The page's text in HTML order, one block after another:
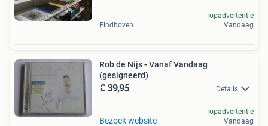
Eindhoven
Topadvertentie
Vandaag
Rob de Nijs - Vanaf Vandaag
(gesigneerd)
€ 39,95 Details
Bezoek website
Topadvertentie
Vandaag